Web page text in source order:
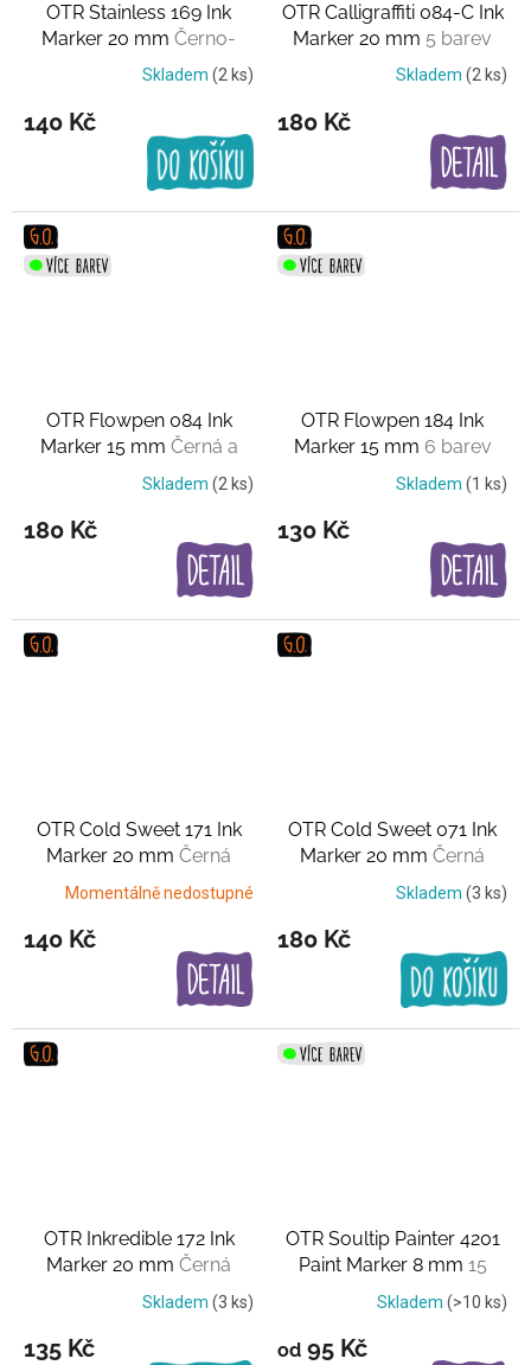
OTR Stainless 169 Ink
Marker 20 mm Černo-
stříbrnýSkladem (2 ks)
140 Kč
OTR Calligraffiti 084-C Ink
Marker 20 mm 5 barev
Skladem (2 ks)
180 Kč
OTR Flowpen 084 Ink
Marker 15 mm Černá a
červenáSkladem (2 ks)
180 Kč
OTR Flowpen 184 Ink
Marker 15 mm 6 barev
Skladem (1 ks)
130 Kč
OTR Cold Sweet 171 Ink
Marker 20 mm Černá
Momentálně nedostupné
140 Kč
OTR Cold Sweet 071 Ink
Marker 20 mm Černá
Skladem (3 ks)
180 Kč
OTR Inkredible 172 Ink
Marker 20 mm Černá
Skladem (3 ks)
135 Kč
OTR Soultip Painter 4201
Paint Marker 8 mm 15
barev
Skladem (>10 ks)
od 95 Kč